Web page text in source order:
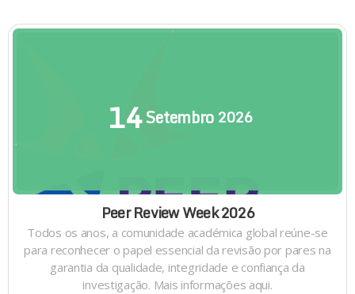
14Setembro 2026
Peer Review Week 2026
Todos os anos, a comunidade académica global reúne-se
para reconhecer o papel essencial da revisão por pares na
garantia da qualidade, integridade e confiança da
investigação. Mais informações aqui.